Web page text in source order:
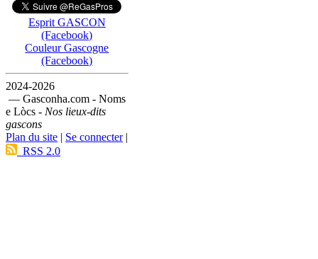
Esprit GASCON
(Facebook)
Couleur Gascogne
(Facebook)
2024-2026
— Gasconha.com - Noms
e Lòcs - Nos lieux-dits
gascons
Plan du site | Se connecter|
RSS 2.0